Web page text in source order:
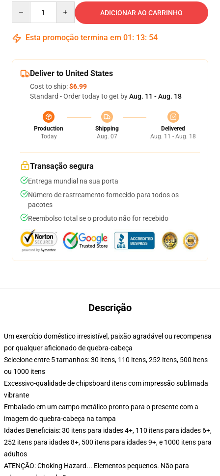
ADICIONAR AO CARRINHO
Esta promoção termina em 01 : 13: 53
Deliver to United States
Cost to ship:$6.99
Standard - Order today to get byAug. 11 - Aug. 18
Production
Today
Shipping
Aug. 07
Delivered
Aug. 11 - Aug. 18
Transação segura
Entrega mundial na sua porta
Número de rastreamento fornecido para todos os
pacotes
Reembolso total se o produto não for recebido
Descrição
Um exercício doméstico irresistível, paixão agradável ou recompensa
por qualquer aficionado de quebra-cabeça
Selecione entre 5 tamanhos: 30 itens, 110 itens, 252 itens, 500 itens
ou 1000 itens
Excessivo-qualidade de chipsboard itens com impressão sublimada
vibrante
Embalado em um campo metálico pronto para o presente com a
imagem do quebra-cabeça na tampa
Idades Beneficiais: 30 itens para idades 4+, 110 itens para idades 6+,
252 itens para idades 8+, 500 itens para idades 9+, e 1000 itens para
adultos
ATENÇÃO: Choking Hazard... Elementos pequenos. Não para